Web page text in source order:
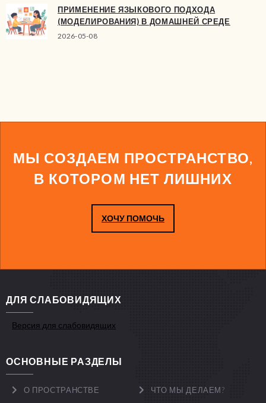
ПРИМЕНЕНИЕ ЯЗЫКОВОГО ПОДХОДА
(МОДЕЛИРОВАНИЯ) В ДОМАШНЕЙ СРЕДЕ
2026-05-08
МЫ СОЗДАЕМ ПРОСТРАНСТВО,
В КОТОРОМ НЕТ ЛИШНИХ
ХОЧУ ПОМОЧЬ
ДЛЯ СЛАБОВИДЯЩИХ
Версия для слабовидящих
ОСНОВНЫЕ РАЗДЕЛЫ
О ПРОСТРАНСТВЕ ЧТО МЫ ДЕЛАЕМ?